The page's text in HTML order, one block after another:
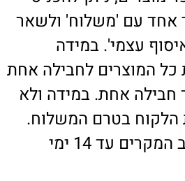
אחד עם 'משלוח' ולשאר
עצמי'. במידה
כל המוצרים לחבילה אחת
חבילה אחת. במידה ולא
הלקוח בטרם המשלוח.
טיפול בהזמנות ברוב המקרים עד 14 ימי